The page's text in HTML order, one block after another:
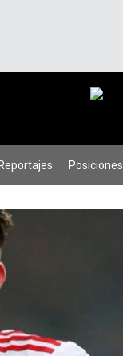
Reportajes Posiciones